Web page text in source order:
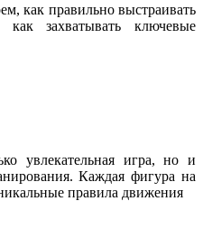
как правильно выстраивать
как захватывать ключевые
увлекательная игра, но и
Каждая фигура на
правила движения